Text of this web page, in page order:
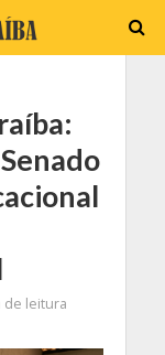
de leitura